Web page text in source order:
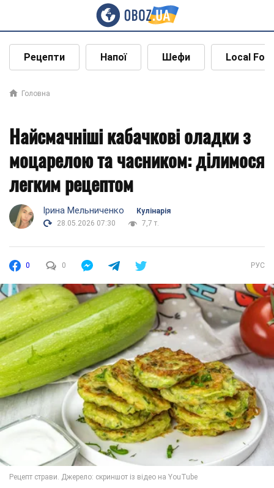
Рецепти Напої Шефи Local
Головна
Найсмачніші кабачкові оладки з
моцарелою та часником: ділимося
легким рецептом
Ірина Мельниченко
Кулінарія
28.05.2026 07:30
7,7 т.
0 0 РУС